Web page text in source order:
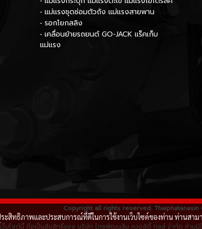
• แม่แรงชุดซ่อมตัวถัง แม่แรงสายพาน
• รอกโยกสลิง
• เคลื่อนย้ายรถยนต์ GO-JACK แร็คเก็บ
แม่แรง
Copyright all rights reserved.
บไซต์นี้ ถือเป็นลิขสิทธิ์ของ บริษัท ไทยพัฒนสิน ควอลิตี้ ทูลส์ จำกัด ห้ามมิ
ะสิทธิภาพและประสบการณ์ที่ดีในการใช้งานเว็บไซต์ของท่าน ท่านสาม